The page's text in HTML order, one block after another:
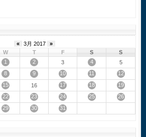
« 3月 2017
»
W T F S
S
1
2 3 4
5
8 9 10 11
12
15 16 17 18
19
22 23 24 25
26
29 30 31